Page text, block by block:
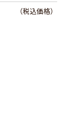
（税込価格）